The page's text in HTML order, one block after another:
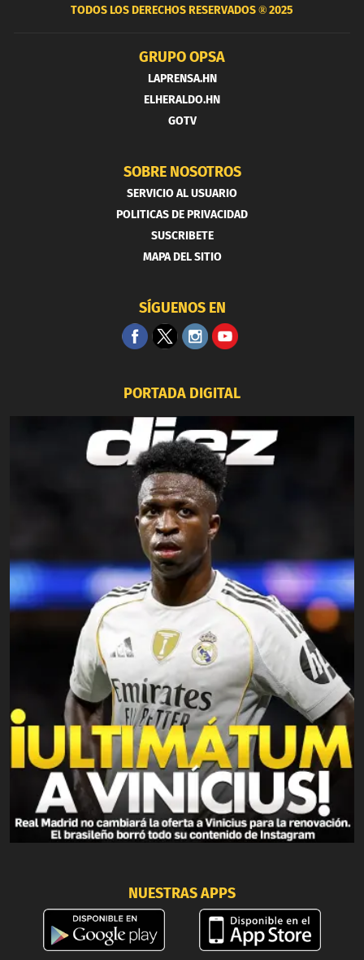
TODOS LOS DERECHOS RESERVADOS ®2025
GRUPO OPSA
LAPRENSA.HN
ELHERALDO.HN
GOTV
SOBRE NOSOTROS
SERVICIO AL USUARIO
POLITICAS DE PRIVACIDAD
SUSCRIBETE
MAPA DEL SITIO
SÍGUENOS EN
PORTADA DIGITAL
NUESTRAS APPS